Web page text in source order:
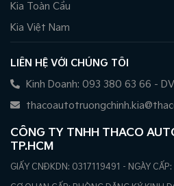
Kia Toàn Cầu
Kia Việt Nam
LIÊN HỆ VỚI CHÚNG TÔI
Kinh Doanh: 093 380 63 66 -
CÔNG TY TNHH THACO
TP.HCM
GIẤY CNĐKDN: 0317119491 - NGÀY